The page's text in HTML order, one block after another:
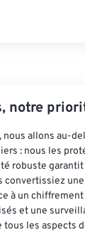
notre
nous allons au-
: nous les
robuste
convertissiez
à un
et une
tous les aspects